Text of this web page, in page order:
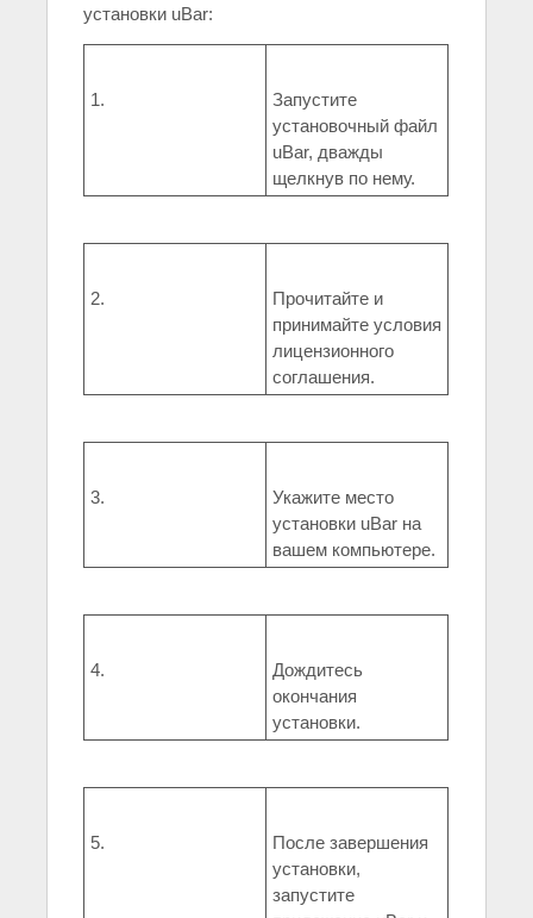
установки uBar:
1.
Запустите
установочный файл
uBar, дважды
щелкнув по нему.
2.
Прочитайте и
принимайте условия
лицензионного
соглашения.
3.
Укажите место
установки uBar на
вашем компьютере.
4.
Дождитесь
окончания
установки.
5.
После завершения
установки,
запустите